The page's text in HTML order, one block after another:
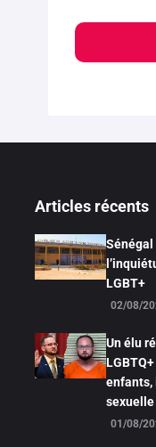
Articles récents
LGBT+
02/08/
Un élu
sexuelle
01/08/